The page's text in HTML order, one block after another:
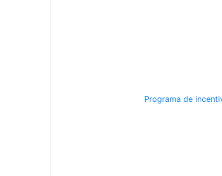
Programa de